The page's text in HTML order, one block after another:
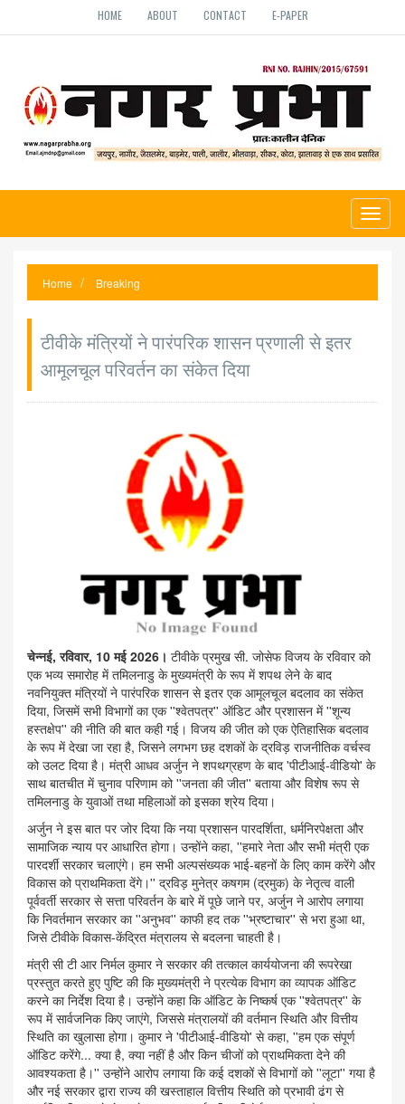
HOME ABOUT CONTACT E-PAPER
Home Breaking
टीवीके मंत्रियों ने पारंपरिक शासन प्रणाली से इतर
आमूलचूल परिवर्तन का संकेत दिया
चेन्नई, रविवार, 10 मई 2026। टीवीके प्रमुख सी. जोसेफ विजय के रविवार को
एक भव्य समारोह में तमिलनाडु के मुख्यमंत्री के रूप में शपथ लेने के बाद
नवनियुक्त मंत्रियों ने पारंपरिक शासन से इतर एक आमूलचूल बदलाव का संकेत
दिया, जिसमें सभी विभागों का एक ''श्वेतपत्र'' ऑडिट और प्रशासन में ''शून्य
हस्तक्षेप'' की नीति की बात कही गई। विजय की जीत को एक ऐतिहासिक बदलाव
के रूप में देखा जा रहा है, जिसने लगभग छह दशकों के द्रविड़ राजनीतिक वर्चस्व
को उलट दिया है। मंत्री आधव अर्जुन ने शपथग्रहण के बाद 'पीटीआई-वीडियो' के
साथ बातचीत में चुनाव परिणाम को ''जनता की जीत'' बताया और विशेष रूप से
तमिलनाडु के युवाओं तथा महिलाओं को इसका श्रेय दिया।
अर्जुन ने इस बात पर जोर दिया कि नया प्रशासन पारदर्शिता, धर्मनिरपेक्षता और
सामाजिक न्याय पर आधारित होगा। उन्होंने कहा, ''हमारे नेता और सभी मंत्री एक
पारदर्शी सरकार चलाएंगे। हम सभी अल्पसंख्यक भाई-बहनों के लिए काम करेंगे और
विकास को प्राथमिकता देंगे।'' द्रविड़ मुनेत्र कषगम (द्रमुक) के नेतृत्व वाली
पूर्ववर्ती सरकार से सत्ता परिवर्तन के बारे में पूछे जाने पर, अर्जुन ने आरोप लगाया
कि निवर्तमान सरकार का ''अनुभव'' काफी हद तक ''भ्रष्टाचार'' से भरा हुआ था,
जिसे टीवीके विकास-केंद्रित मंत्रालय से बदलना चाहती है।
मंत्री सी टी आर निर्मल कुमार ने सरकार की तत्काल कार्ययोजना की रूपरेखा
प्रस्तुत करते हुए पुष्टि की कि मुख्यमंत्री ने प्रत्येक विभाग का व्यापक ऑडिट
करने का निर्देश दिया है। उन्होंने कहा कि ऑडिट के निष्कर्ष एक ''श्वेतपत्र'' के
रूप में सार्वजनिक किए जाएंगे, जिससे मंत्रालयों की वर्तमान स्थिति और वित्तीय
स्थिति का खुलासा होगा। कुमार ने 'पीटीआई-वीडियो' से कहा, ''हम एक संपूर्ण
ऑडिट करेंगे... क्या है, क्या नहीं है और किन चीजों को प्राथमिकता देने की
आवश्यकता है।'' उन्होंने आरोप लगाया कि कई दशकों से विभागों को ''लूटा'' गया है
और नई सरकार द्वारा राज्य की खस्ताहाल वित्तीय स्थिति को प्रभावी ढंग से